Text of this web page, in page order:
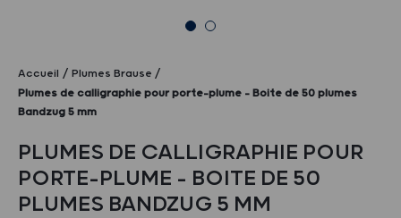
Accueil
Plumes Brause
Plumes de calligraphie pour porte-plume – Boite de 50 plumes
Bandzug 5 mm
PLUMES DE CALLIGRAPHIE POUR
PORTE-PLUME – BOITE DE 50
PLUMES BANDZUG 5 MM